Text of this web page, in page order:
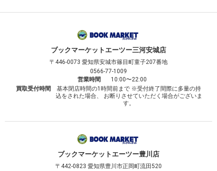
ブックマーケットエーツー三河安城店
〒446-0073 愛知県安城市篠目町童子207番地
0566-77-1009
営業時間
10:00〜22:00
買取受付時間
基本閉店時間の1時間前まで ※受付終了間際に多量の持
込をされた場合、 お断りさせていただく場合がございま
す。
ブックマーケットエーツー豊川店
〒442-0823 愛知県豊川市正岡町流田520